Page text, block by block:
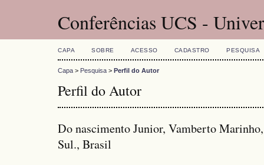
Conferências UCS -
CAPA SOBRE ACESSO CADASTRO PESQUISA
Capa > Pesquisa > Perfil do Autor
Perfil do Autor
Do nascimento Junior, Vamberto
Sul., Brasil